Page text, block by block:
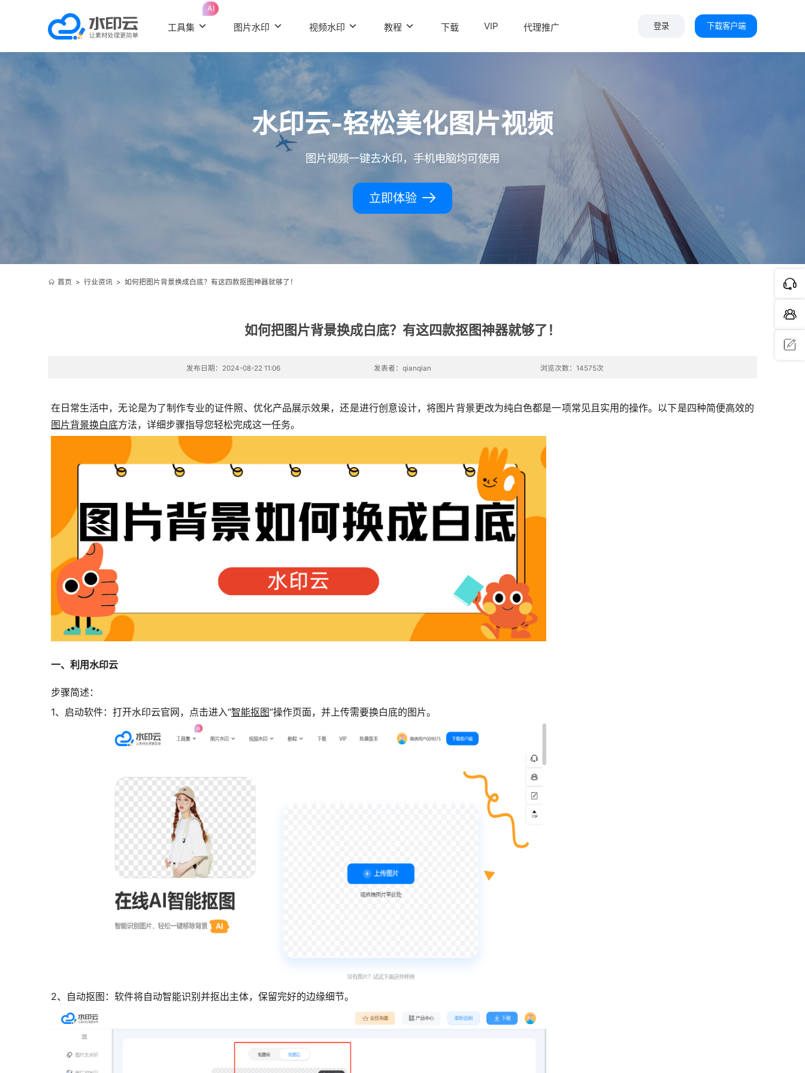
工具集
AI
图片水印 视频水印 教程 下载 VIP 代理推广 登录 下载客户端
水印云-轻松美化图片视频
图片视频一键去水印，手机电脑均可使用
立即体验
首页 > 行业资讯> 如何把图片背景换成白底？有这四款抠图神器就够了！
如何把图片背景换成白底？有这四款抠图神器就够了！
发布日期：2024-08-22 11:06 发表者：qianqian 浏览次数：14575次
在日常生活中，无论是为了制作专业的证件照、优化产品展示效果，还是进行创意设计，将图片背景更改为纯白色都是一项常见且实用的操作。以下是四种简便高效的
图片背景换白底方法，详细步骤指导您轻松完成这一任务。
一、利用水印云
步骤简述：
1、启动软件：打开水印云官网，点击进入“智能抠图”操作页面，并上传需要换白底的图片。
2、自动抠图：软件将自动智能识别并抠出主体，保留完好的边缘细节。